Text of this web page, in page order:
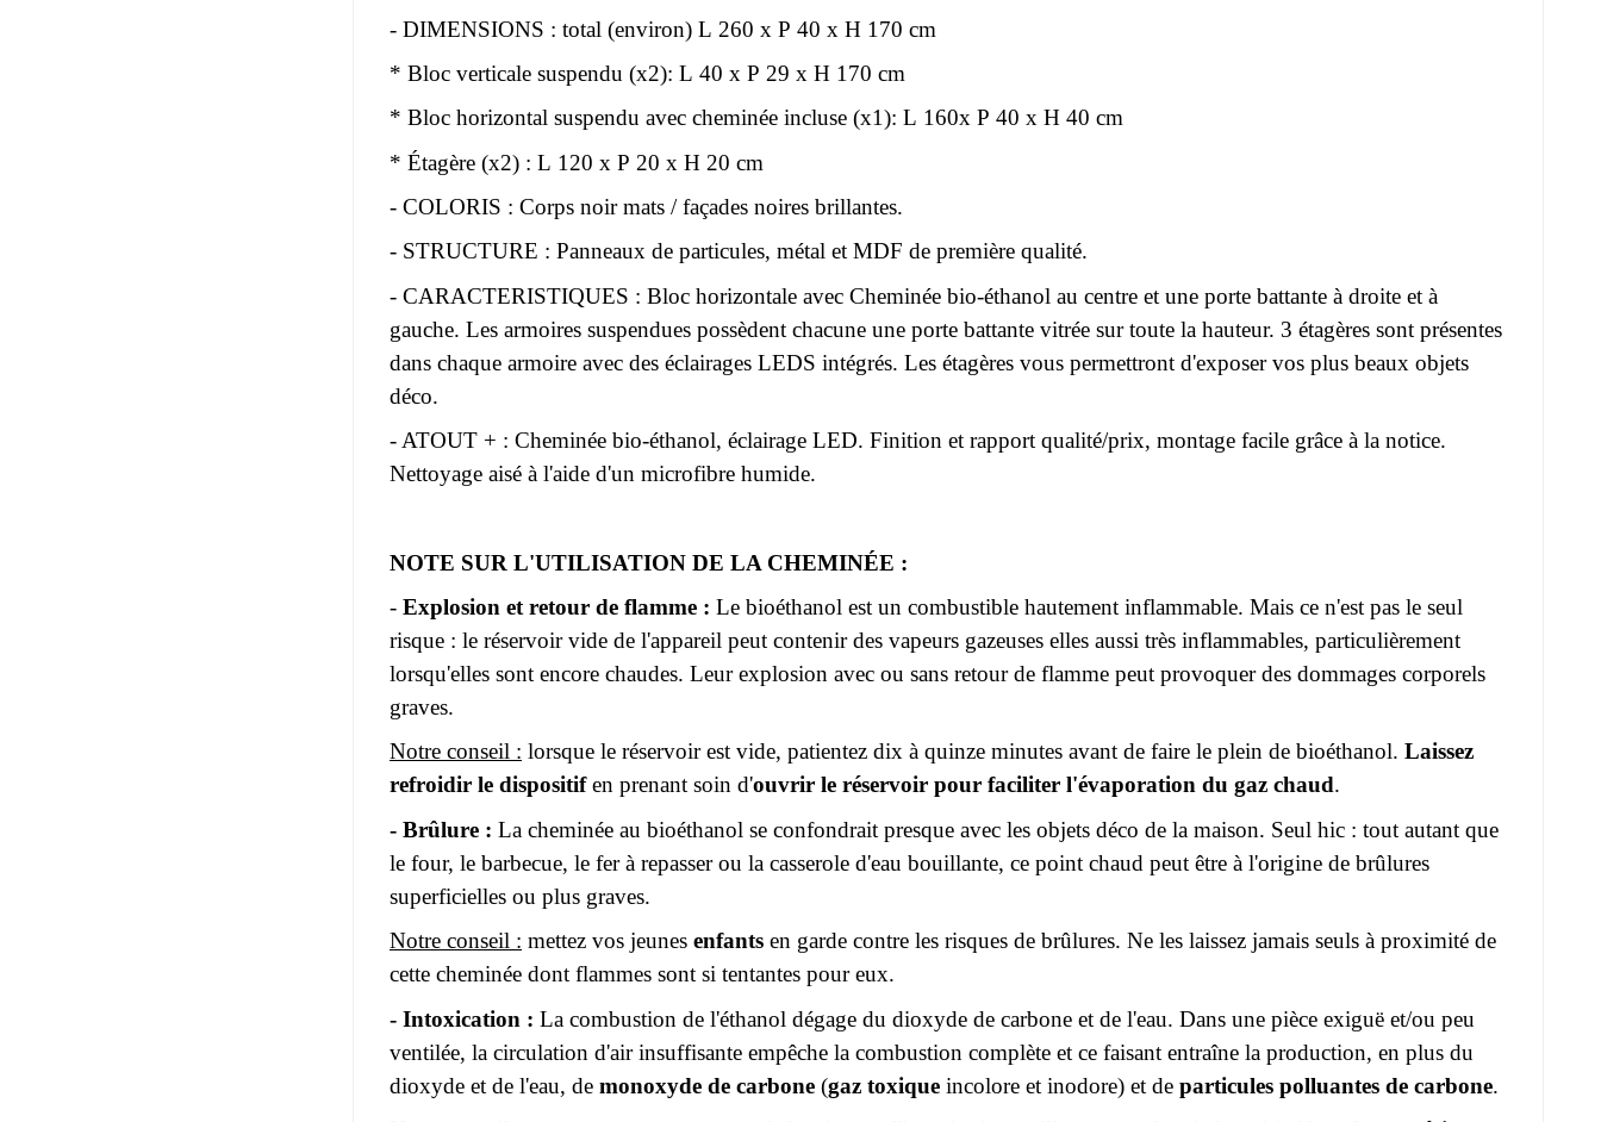
- DIMENSIONS : total (environ) L 260 x P 40 x H 170 cm
* Bloc verticale suspendu (x2): L 40 x P 29 x H 170 cm
* Bloc horizontal suspendu avec cheminée incluse (x1): L 160x P 40 x H 40 cm
* Étagère (x2) : L 120 x P 20 x H 20 cm
- COLORIS : Corps noir mats / façades noires brillantes.
- STRUCTURE : Panneaux de particules, métal et MDF de première qualité.
- CARACTERISTIQUES : Bloc horizontale avec Cheminée bio-éthanol au centre et une porte battante à droite et à
gauche. Les armoires suspendues possèdent chacune une porte battante vitrée sur toute la hauteur. 3 étagères sont présentes
dans chaque armoire avec des éclairages LEDS intégrés. Les étagères vous permettront d'exposer vos plus beaux objets
déco.
- ATOUT + : Cheminée bio-éthanol, éclairage LED. Finition et rapport qualité/prix, montage facile grâce à la notice.
Nettoyage aisé à l'aide d'un microfibre humide.
NOTE SUR L'UTILISATION DE LA CHEMINÉE :
- Explosion et retour de flamme : Le bioéthanol est un combustible hautement inflammable. Mais ce n'est pas le seul
risque : le réservoir vide de l'appareil peut contenir des vapeurs gazeuses elles aussi très inflammables, particulièrement
lorsqu'elles sont encore chaudes. Leur explosion avec ou sans retour de flamme peut provoquer des dommages corporels
graves.
Notre conseil : lorsque le réservoir est vide, patientez dix à quinze minutes avant de faire le plein de bioéthanol. Laissez
refroidir le dispositifen prenant soin d'ouvrir le réservoir pour faciliter l'évaporation du gaz chaud.
- Brûlure : La cheminée au bioéthanol se confondrait presque avec les objets déco de la maison. Seul hic : tout autant que
le four, le barbecue, le fer à repasser ou la casserole d'eau bouillante, ce point chaud peut être à l'origine de brûlures
superficielles ou plus graves.
Notre conseil : mettez vos jeunes enfants en garde contre les risques de brûlures. Ne les laissez jamais seuls à proximité de
cette cheminée dont flammes sont si tentantes pour eux.
- Intoxication : La combustion de l'éthanol dégage du dioxyde de carbone et de l'eau. Dans une pièce exiguë et/ou peu
ventilée, la circulation d'air insuffisante empêche la combustion complète et ce faisant entraîne la production, en plus du
dioxyde et de l'eau, de monoxyde de carbone (gaz toxique incolore et inodore) et de particules polluantes de carbone.